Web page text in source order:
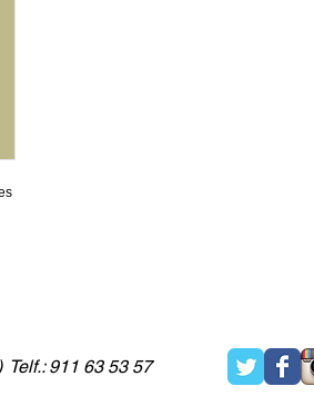
911 63 53 57